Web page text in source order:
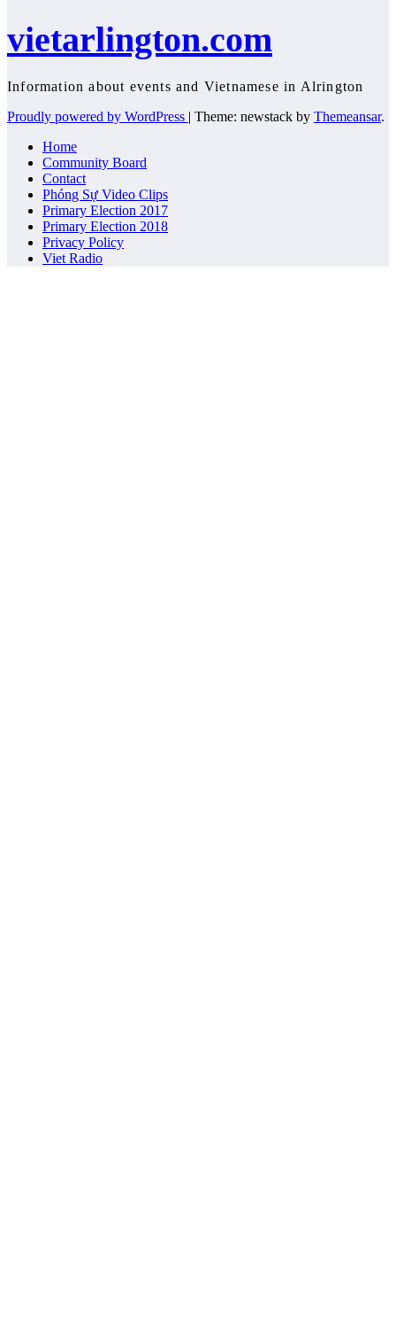
vietarlington.com
Information about events and Vietnamese in Alrington
Proudly powered by WordPress | Theme: newstack by Themeansar.
Home
Community Board
Contact
Phóng Sự Video Clips
Primary Election 2017
Primary Election 2018
Privacy Policy
Viet Radio